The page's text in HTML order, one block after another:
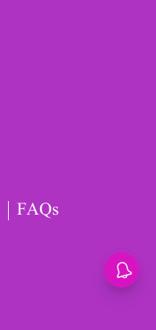
FAQs